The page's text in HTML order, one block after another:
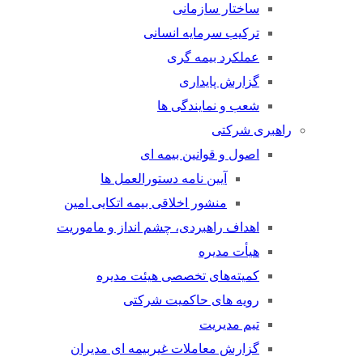
ساختار سازمانی
ترکیب سرمایه انسانی
عملکرد بیمه گری
گزارش پایداری
شعب و نمایندگی ها
راهبری شرکتی
اصول و قوانین بیمه ای
آیین نامه دستورالعمل ها
منشور اخلاقی بیمه اتکایی امین
اهداف راهبردی، چشم انداز و ماموریت
هیأت مدیره
کمیته‌های تخصصی هیئت مدیره
رویه های حاکمیت شرکتی
تیم مدیریت
گزارش معاملات غیربیمه ای مدیران